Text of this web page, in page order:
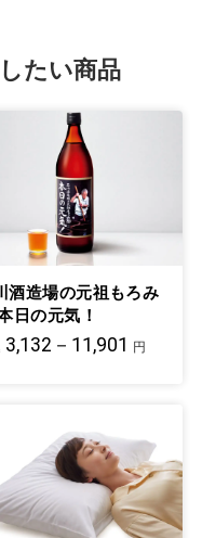
たい商品
酒造場の元祖もろみ
日の元気！
3,132－11,901 円